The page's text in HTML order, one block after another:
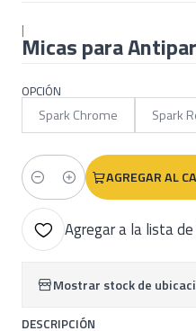
|
Micas para
OPCIÓN
Spark Chrome Spark
Cantidad
AGREGAR AL
Agregar a la lista
Mostrar stock de
DESCRIPCIÓN